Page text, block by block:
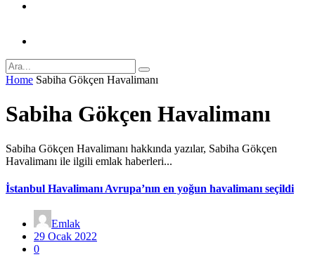
Home Sabiha Gökçen Havalimanı
Sabiha Gökçen Havalimanı
Sabiha Gökçen Havalimanı hakkında yazılar, Sabiha Gökçen
Havalimanı ile ilgili emlak haberleri...
İstanbul Havalimanı Avrupa’nın en yoğun havalimanı seçildi
Emlak
29 Ocak 2022
0